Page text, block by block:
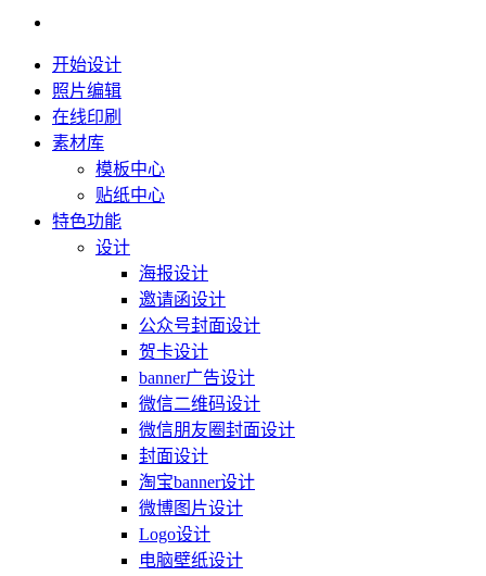
开始设计
照片编辑
在线印刷
素材库
模板中心
贴纸中心
特色功能
设计
海报设计
邀请函设计
公众号封面设计
贺卡设计
banner广告设计
微信二维码设计
微信朋友圈封面设计
封面设计
淘宝banner设计
微博图片设计
Logo设计
电脑壁纸设计